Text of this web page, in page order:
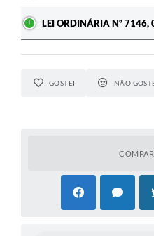
LEI ORDINÁRIA Nº 7146,
GOSTEI NÃO